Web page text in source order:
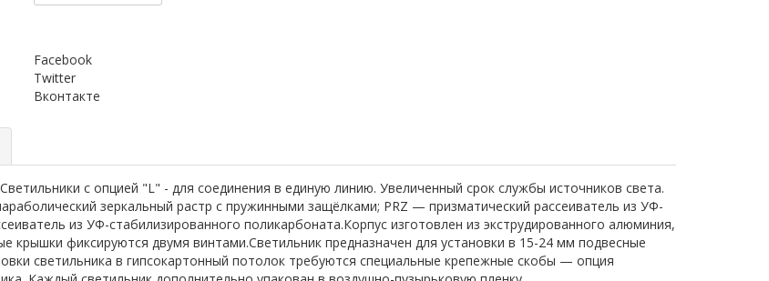
Facebook
Twitter
Вконтакте
с опцией "L" - для соединения в единую линию. Увеличенный срок службы источников света.
зеркальный растр с пружинными защёлками; PRZ — призматический рассеиватель из УФ-
из УФ-стабилизированного поликарбоната.Корпус изготовлен из экструдированного алюминия,
крышки фиксируются двумя винтами.Светильник предназначен для установки в 15-24 мм подвесные
светильника в гипсокартонный потолок требуются специальные крепежные скобы — опция